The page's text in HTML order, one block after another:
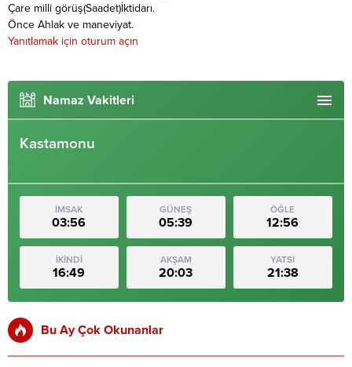
Çare milli görüş(Saadet)İktidarı.
Önce Ahlak ve maneviyat.
Yanıtlamak için oturum açın
Namaz Vakitleri
Kastamonu
İMSAK
03:56
GÜNEŞ
05:39
ÖĞLE
12:56
İKİNDİ
16:49
AKŞAM
20:03
YATSI
21:38
Bu Ay Çok Okunanlar